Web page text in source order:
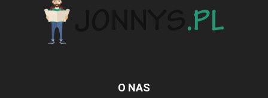
O NAS